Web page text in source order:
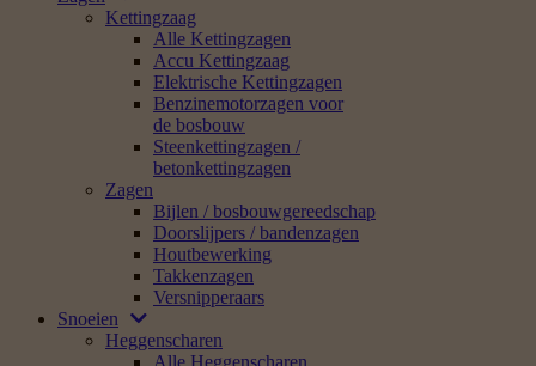
Kettingzaag
Alle Kettingzagen
Accu Kettingzaag
Elektrische Kettingzagen
Benzinemotorzagen voor
de bosbouw
Steenkettingzagen /
betonkettingzagen
Zagen
Bijlen / bosbouwgereedschap
Doorslijpers / bandenzagen
Houtbewerking
Takkenzagen
Versnipperaars
Snoeien
Heggenscharen
Alle Heggenscharen